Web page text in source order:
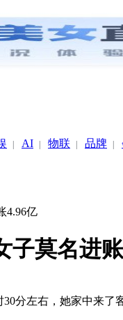
| AI | 物联 | 品牌 |
4.96亿
子莫名进
分左右，她家中来了